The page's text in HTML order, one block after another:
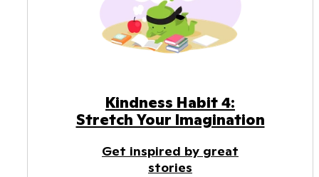
Kindness Habit 4:
Stretch Your Imagination
Get inspired by great
stories